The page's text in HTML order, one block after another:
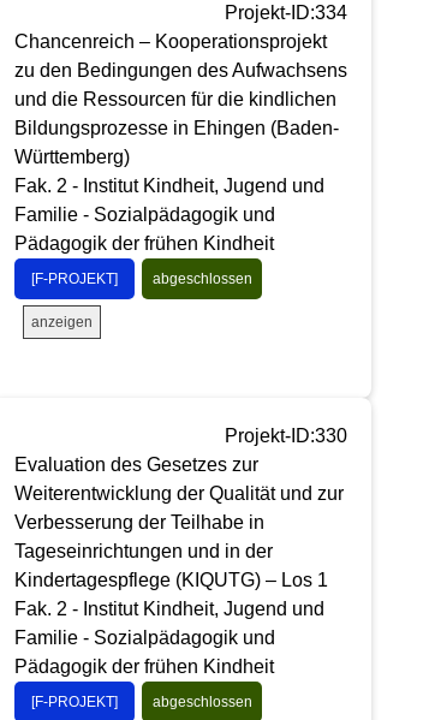
Projekt-ID:334
Chancenreich – Kooperationsprojekt
zu den Bedingungen des Aufwachsens
und die Ressourcen für die kindlichen
Bildungsprozesse in Ehingen (Baden-
Württemberg)
Fak. 2 - Institut Kindheit, Jugend und
Familie - Sozialpädagogik und
Pädagogik der frühen Kindheit
[F-PROJEKT] abgeschlossen
anzeigen
Projekt-ID:330
Evaluation des Gesetzes zur
Weiterentwicklung der Qualität und zur
Verbesserung der Teilhabe in
Tageseinrichtungen und in der
Kindertagespflege (KIQUTG) – Los 1
Fak. 2 - Institut Kindheit, Jugend und
Familie - Sozialpädagogik und
Pädagogik der frühen Kindheit
[F-PROJEKT] abgeschlossen